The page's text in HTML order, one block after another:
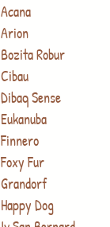
Acana
Arion
Bozita Robur
Cibau
Dibaq Sense
Eukanuba
Finnero
Foxy Fur
Grandorf
Happy Dog